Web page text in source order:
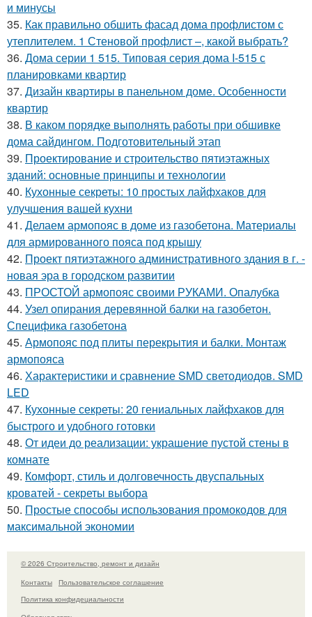
и минусы
35. Как правильно обшить фасад дома профлистом с
утеплителем. 1 Стеновой профлист –, какой выбрать?
36. Дома серии 1 515. Типовая серия дома I-515 с
планировками квартир
37. Дизайн квартиры в панельном доме. Особенности
квартир
38. В каком порядке выполнять работы при обшивке
дома сайдингом. Подготовительный этап
39. Проектирование и строительство пятиэтажных
зданий: основные принципы и технологии
40. Кухонные секреты: 10 простых лайфхаков для
улучшения вашей кухни
41. Делаем армопояс в доме из газобетона. Материалы
для армированного пояса под крышу
42. Проект пятиэтажного административного здания в г. -
новая эра в городском развитии
43. ПРОСТОЙ армопояс своими РУКАМИ. Опалубка
44. Узел опирания деревянной балки на газобетон.
Специфика газобетона
45. Армопояс под плиты перекрытия и балки. Монтаж
армопояса
46. Характеристики и сравнение SMD светодиодов. SMD
LED
47. Кухонные секреты: 20 гениальных лайфхаков для
быстрого и удобного готовки
48. От идеи до реализации: украшение пустой стены в
комнате
49. Комфорт, стиль и долговечность двуспальных
кроватей - секреты выбора
50. Простые способы использования промокодов для
максимальной экономии
© 2026 Строительство, ремонт и дизайн
Контакты
Пользовательское соглашение
Политика конфидециальности